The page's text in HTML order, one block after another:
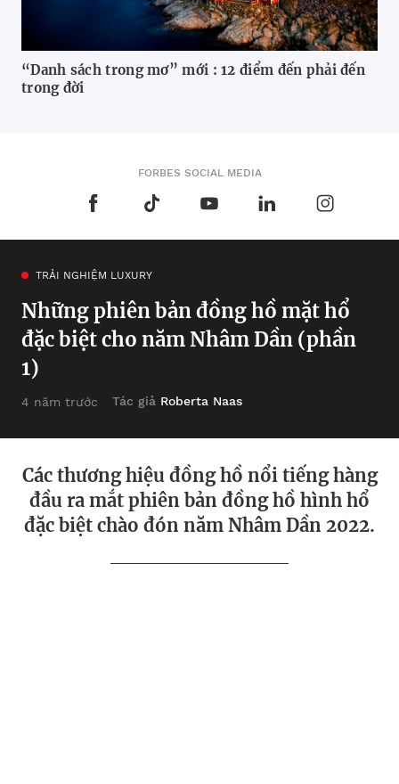
“Danh sách trong mơ” mới : 12 điểm đến phải đến
trong đời
FORBES SOCIAL MEDIA
TRẢI NGHIỆM LUXURY
Những phiên bản đồng hồ mặt hổ
đặc biệt cho năm Nhâm Dần (phần
1)
4 năm trước Tác giả Roberta Naas
Các thương hiệu đồng hồ nổi tiếng hàng
đầu ra mắt phiên bản đồng hồ hình hổ
đặc biệt chào đón năm Nhâm Dần 2022.